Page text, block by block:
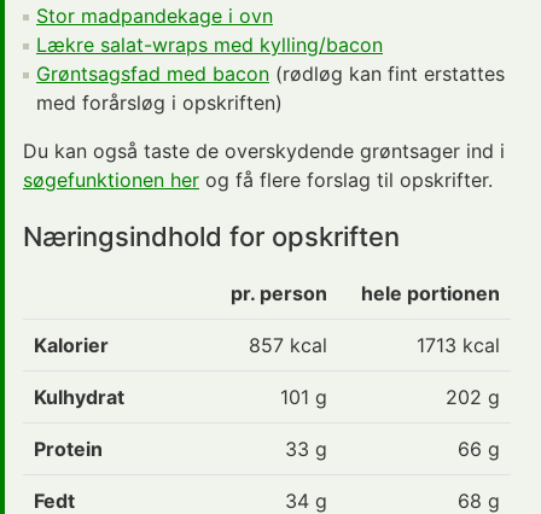
Stor madpandekage i ovn
Lækre salat-wraps med kylling/bacon
Grøntsagsfad med bacon (rødløg kan fint erstattes
med forårsløg i opskriften)
Du kan også taste de overskydende grøntsager ind i
søgefunktionen her og få flere forslag til opskrifter.
Næringsindhold for opskriften
pr. person hele portionen
Kalorier 857 kcal 1713 kcal
Kulhydrat 101 g 202 g
Protein 33 g 66 g
Fedt 34 g 68 g